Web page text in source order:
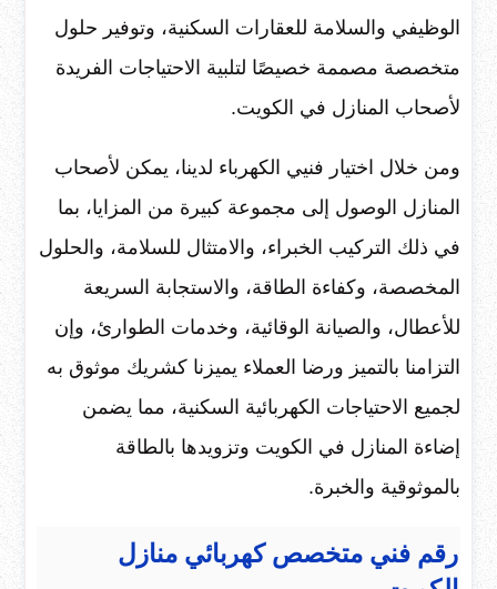
الوظيفي والسلامة للعقارات السكنية، وتوفير حلول
متخصصة مصممة خصيصًا لتلبية الاحتياجات الفريدة
لأصحاب المنازل في الكويت.
ومن خلال اختيار فنيي الكهرباء لدينا، يمكن لأصحاب
المنازل الوصول إلى مجموعة كبيرة من المزايا، بما
في ذلك التركيب الخبراء، والامتثال للسلامة، والحلول
المخصصة، وكفاءة الطاقة، والاستجابة السريعة
للأعطال، والصيانة الوقائية، وخدمات الطوارئ، وإن
التزامنا بالتميز ورضا العملاء يميزنا كشريك موثوق به
لجميع الاحتياجات الكهربائية السكنية، مما يضمن
إضاءة المنازل في الكويت وتزويدها بالطاقة
بالموثوقية والخبرة.
رقم فني متخصص كهربائي منازل